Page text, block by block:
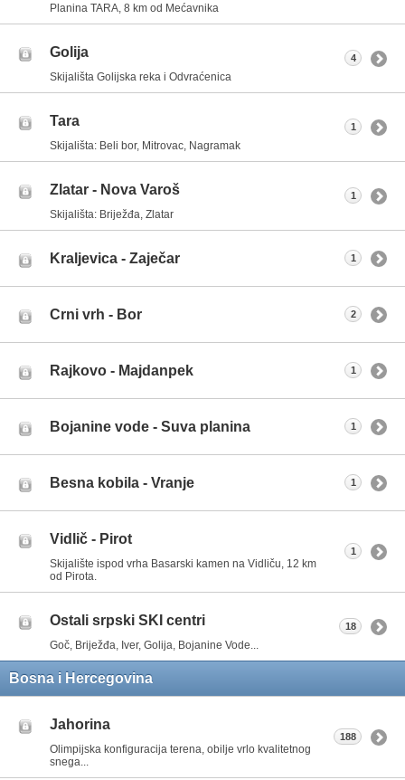
Planina TARA, 8 km od Mećavnika
Golija
Skijališta Golijska reka i Odvraćenica
4
Tara
Skijališta: Beli bor, Mitrovac, Nagramak
1
Zlatar - Nova Varoš
Skijališta: Briježđa, Zlatar
1
Kraljevica - Zaječar 1
Crni vrh - Bor 2
Rajkovo - Majdanpek 1
Bojanine vode - Suva planina 1
Besna kobila - Vranje 1
Vidlič - Pirot
Skijalište ispod vrha Basarski kamen na Vidliču, 12 km
od Pirota.
1
Ostali srpski SKI centri
Goč, Briježđa, Iver, Golija, Bojanine Vode...
18
Bosna i Hercegovina
Jahorina
Olimpijska konfiguracija terena, obilje vrlo kvalitetnog
snega...
188